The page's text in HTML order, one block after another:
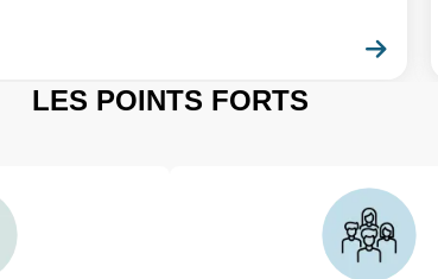
LES POINTS FORTS